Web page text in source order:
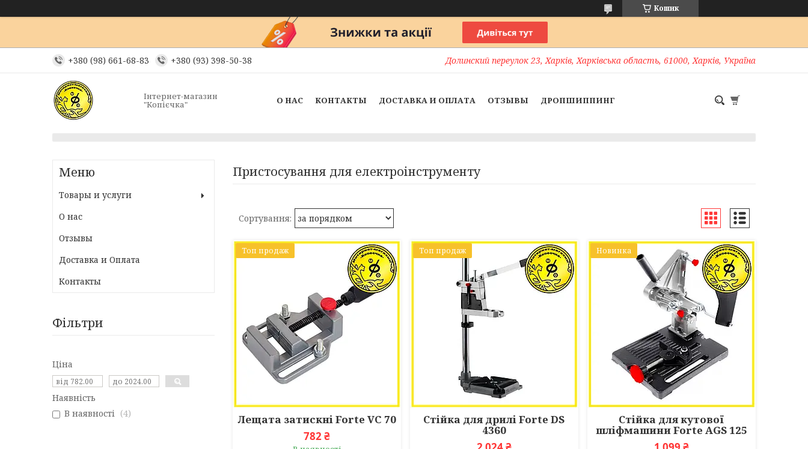
Кошик
+380 (98) 661-68-83 +380 (93) 398-50-38 Долинский переулок 23, Харків, Харківська область, 61000, Харків, Україна
Інтернет-магазин
"Копієчка" О НАС КОНТАКТЫ ДОСТАВКА И ОПЛАТА ОТЗЫВЫ ДРОПШИППИНГ
Пристосування для електроінструменту
Топ продаж
Лещата затискні Forte VC 70
782 ₴
Топ продаж
Стійка для дрилі Forte DS
4360
Новинка
Стійка для кутової
шліфмашини Forte AGS 125
Товары и услуги
О нас
Отзывы
Доставка и Оплата
Контакты
Фільтри
Ціна
Наявність
В наявності
4